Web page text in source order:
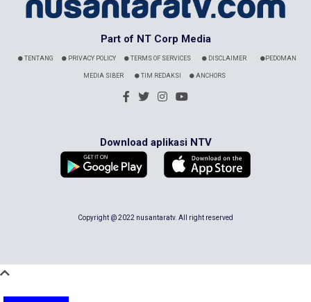
Part of NT Corp Media
TENTANG PRIVACY POLICY TERMS OF SERVICES DISCLAIMER PEDOMAN
MEDIA SIBER TIM REDAKSI ANCHORS
Download aplikasi NTV
Copyright @ 2022 nusantaratv. All right reserved